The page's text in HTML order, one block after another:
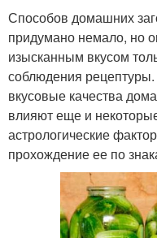
Способов домашних
придумано немало, но
изысканным вкусом
соблюдения
вкусовые качества
влияют еще и
астрологические
прохождение ее по